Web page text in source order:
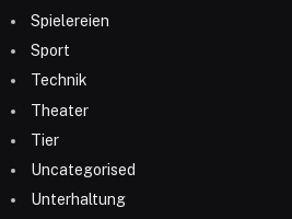
Spielereien
Sport
Technik
Theater
Tier
Uncategorised
Unterhaltung